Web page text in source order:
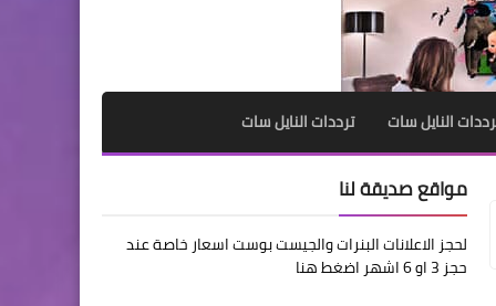
النايل سات ترددات النايل سات
مواقع صديقة لنا
لحجز الاعلانات البنرات والجيست بوست اسعار خاصة عند
حجز 3 او 6 اشهر اضغط هنا